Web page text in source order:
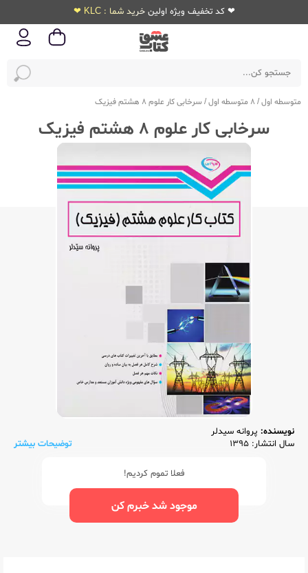
❤ کد تخفیف ویژه اولین خرید شما : KLC ❤
متوسطه اول/8 متوسطه اول / سرخابی کار علوم 8 هشتم فیزیک
سرخابی کار علوم 8 هشتم فیزیک
نویسنده: پروانه سیدلر
سال انتشار: 1395
توضیحات بیشتر
فعلا تموم کردیم!
موجود شد خبرم کن